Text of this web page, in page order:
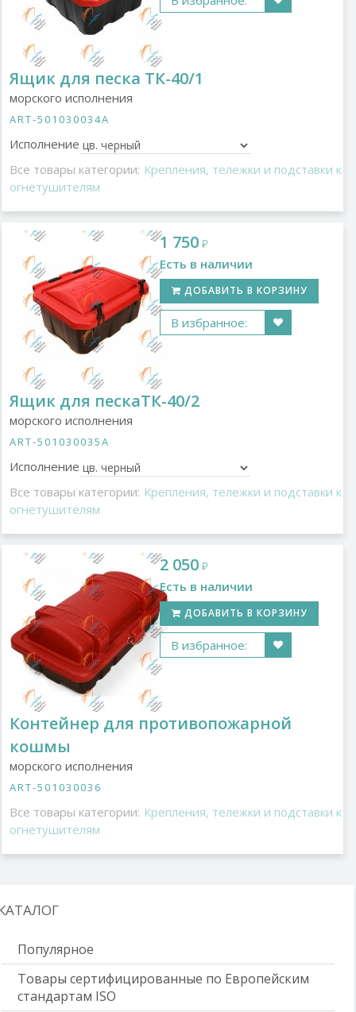
Ящик для песка ТК-40/1
морского исполнения
ART-501030034A
Исполнение
Все товары категории: Крепления, тележки и подставки к
огнетушителям
1 750 ₽
Есть в наличии
ДОБАВИТЬ В КОРЗИНУ
В избранное:
Ящик для пескаТК-40/2
морского исполнения
ART-501030035A
Исполнение
Все товары категории: Крепления, тележки и подставки к
огнетушителям
2 050 ₽
Есть в наличии
ДОБАВИТЬ В КОРЗИНУ
В избранное:
Контейнер для противопожарной
кошмы
морского исполнения
ART-501030036
Все товары категории: Крепления, тележки и подставки к
огнетушителям
Популярное
Товары сертифицированные по Европейским
стандартам ISO